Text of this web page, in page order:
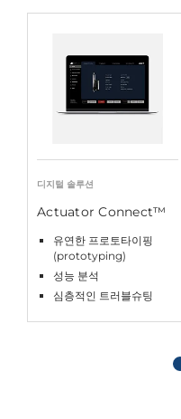
디지털 솔루션
Actuator Connect™
유연한 프로토타이핑
(prototyping)
성능 분석
심층적인 트러블슈팅